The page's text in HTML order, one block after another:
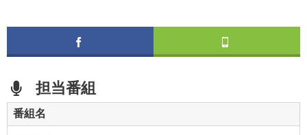
担当番組
番組名